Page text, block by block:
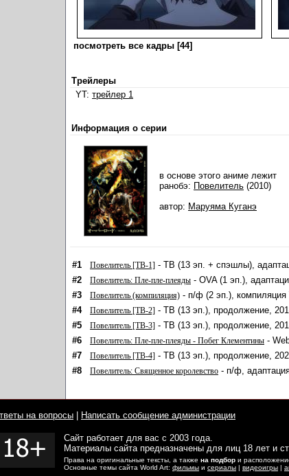
посмотреть все кадры [44]
Трейлеры
YT: трейлер 1
Информация о серии
в основе этого аниме лежит
ранобэ: Повелитель (2010)
автор: Маруяма Куганэ
#1 Повелитель [ТВ-1] - ТВ (13 эп. + спэшлы),
#2
Повелитель: Пле-пле-плеяды - OVA (1 эп.),
#3
Повелитель (компиляция) - п/ф (2 эп.),
#4
Повелитель [ТВ-2] - ТВ (13 эп.), продолжение,
#5
Повелитель [ТВ-3] - ТВ (13 эп.), продолжение,
#6
Повелитель: Пле-пле-плеяды - Побег Клементины -
#7
Повелитель [ТВ-4] - ТВ (13 эп.), продолжение,
#8
Повелитель: Священное королевство - п/ф,
на вопросы Написать сообщение администрации
Сайт работает для вас с 2003 года.
Материалы сайта предназначены для лиц 18 лет и
Права на оригинальные тексты, а также на подбор и
Основные темы сайта World Art: фильмы и сериалы | видеоигры |